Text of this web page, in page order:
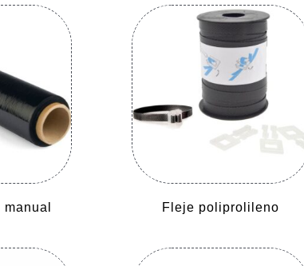
Fleje poliprolileno